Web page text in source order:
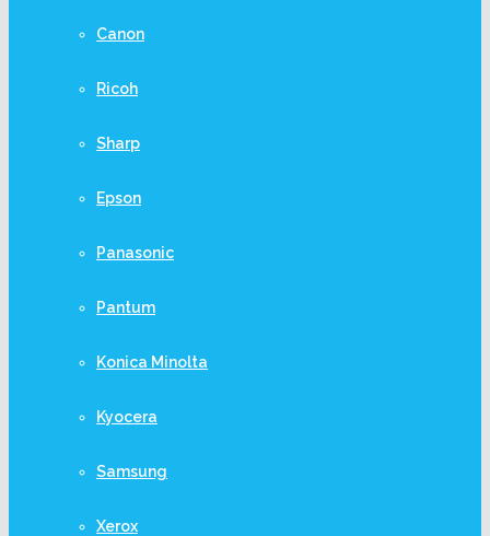
Canon
Ricoh
Sharp
Epson
Panasonic
Pantum
Konica Minolta
Kyocera
Samsung
Xerox